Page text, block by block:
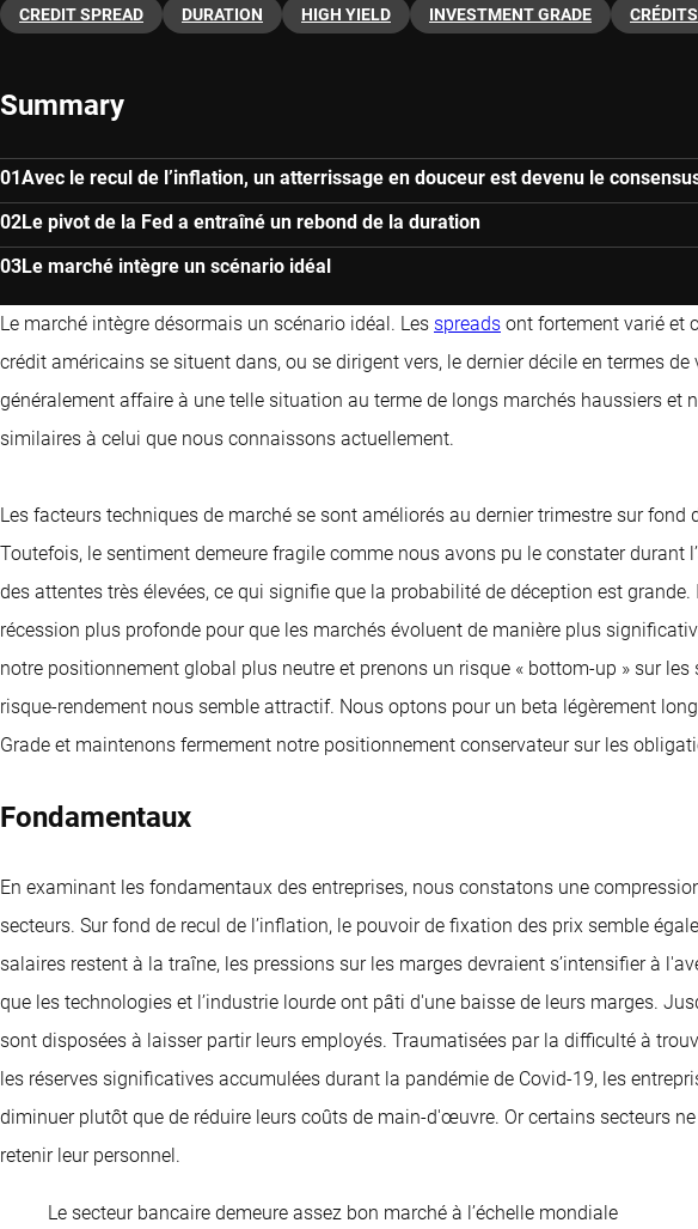
CREDIT SPREAD DURATION HIGH YIELD INVESTMENT GRADE CRÉDITS
Summary
Avec le recul de l’inflation, un atterrissage en douceur est devenu le
Le pivot de la Fed a entraîné un rebond de la duration
Le marché intègre un scénario idéal
Le marché intègre désormais un scénario idéal. Les spreads ont fortement varié et
crédit américains se situent dans, ou se dirigent vers, le dernier décile en termes
généralement affaire à une telle situation au terme de longs marchés haussiers et
similaires à celui que nous connaissons actuellement.
Les facteurs techniques de marché se sont améliorés au dernier trimestre sur fond
Toutefois, le sentiment demeure fragile comme nous avons pu le constater durant
des attentes très élevées, ce qui signifie que la probabilité de déception est
récession plus profonde pour que les marchés évoluent de manière plus
notre positionnement global plus neutre et prenons un risque « bottom-up » sur
risque-rendement nous semble attractif. Nous optons pour un beta légèrement
Grade et maintenons fermement notre positionnement conservateur sur les
Fondamentaux
En examinant les fondamentaux des entreprises, nous constatons une
secteurs. Sur fond de recul de l’inflation, le pouvoir de fixation des prix semble
salaires restent à la traîne, les pressions sur les marges devraient s’intensifier à
que les technologies et l’industrie lourde ont pâti d'une baisse de leurs marges.
sont disposées à laisser partir leurs employés. Traumatisées par la difficulté à
les réserves significatives accumulées durant la pandémie de Covid-19, les
diminuer plutôt que de réduire leurs coûts de main-d'œuvre. Or certains secteurs
retenir leur personnel.
Le secteur bancaire demeure assez bon marché à l’échelle mondiale